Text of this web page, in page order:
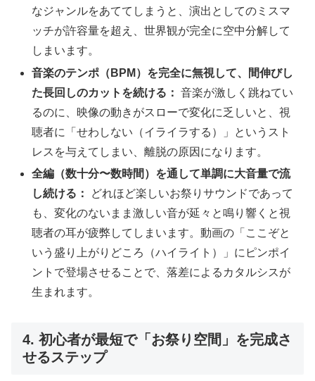
なジャンルをあててしまうと、演出としてのミスマ
ッチが許容量を超え、世界観が完全に空中分解して
しまいます。
音楽のテンポ（BPM）を完全に無視して、間伸びし
た長回しのカットを続ける： 音楽が激しく跳ねてい
るのに、映像の動きがスローで変化に乏しいと、視
聴者に「せわしない（イライラする）」というスト
レスを与えてしまい、離脱の原因になります。
全編（数十分〜数時間）を通して単調に大音量で流
し続ける：
どれほど楽しいお祭りサウンドであって
も、変化のないまま激しい音が延々と鳴り響くと視
聴者の耳が疲弊してしまいます。動画の「ここぞと
いう盛り上がりどころ（ハイライト）」にピンポイ
ントで登場させることで、落差によるカタルシスが
生まれます。
4. 初心者が最短で「お祭り空間」を完成さ
せるステップ